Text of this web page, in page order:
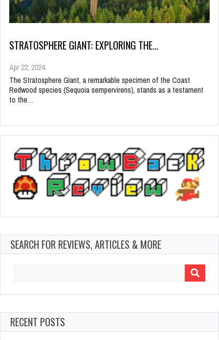
STRATOSPHERE GIANT: EXPLORING THE…
Apr 22, 2024
The Stratosphere Giant, a remarkable specimen of the Coast
Redwood species (Sequoia sempervirens), stands as a testament
to the…
SEARCH FOR REVIEWS, ARTICLES & MORE
RECENT POSTS